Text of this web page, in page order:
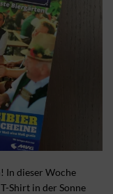
In dieser Woche
Shirt in der Sonne